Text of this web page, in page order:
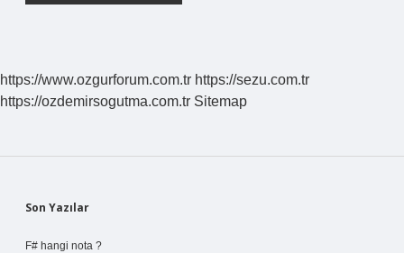
https://www.ozgurforum.com.tr https://sezu.com.tr
https://ozdemirsogutma.com.tr Sitemap
Sidebar
Son Yazılar
F# hangi nota ?